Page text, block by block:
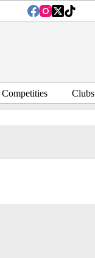
Competities Clubs